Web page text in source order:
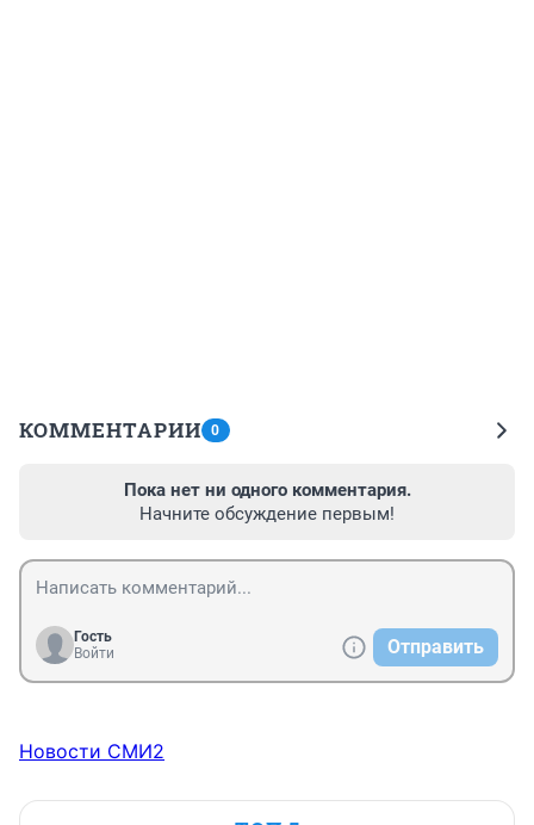
КОММЕНТАРИИ 0
Пока нет ни одного комментария.
Начните обсуждение первым!
Гость
Войти
Отправить
Новости СМИ2